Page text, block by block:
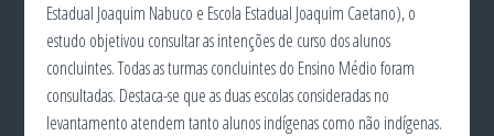
Estadual Joaquim Nabuco e Escola Estadual Joaquim Caetano), o
estudo objetivou consultar as intenções de curso dos alunos
concluintes. Todas as turmas concluintes do Ensino Médio foram
consultadas. Destaca-se que as duas escolas consideradas no
levantamento atendem tanto alunos indígenas como não indígenas.